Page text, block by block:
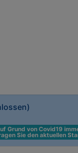
Grund von Covid19
Sie den aktuellen